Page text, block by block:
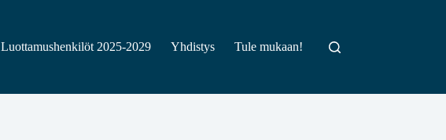
Luottamushenkilöt 2025-2029 Yhdistys Tule mukaan!